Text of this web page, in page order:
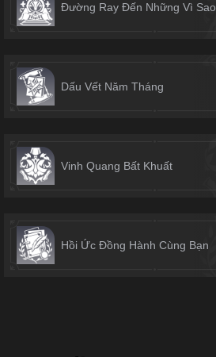
Đường Ray Đến Những Vì Sao
Dấu Vết Năm Tháng
Vinh Quang Bất Khuất
Hồi Ức Đồng Hành Cùng Bạn